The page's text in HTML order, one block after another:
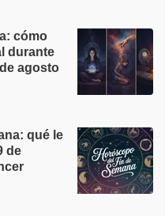
cómo
durante
agosto
qué le
de